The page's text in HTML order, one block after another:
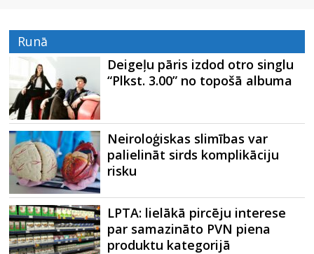
Runā
Deigeļu pāris izdod otro singlu
“Plkst. 3.00” no topošā albuma
Neiroloģiskas slimības var
palielināt sirds komplikāciju
risku
LPTA: lielākā pircēju interese
par samazināto PVN piena
produktu kategorijā